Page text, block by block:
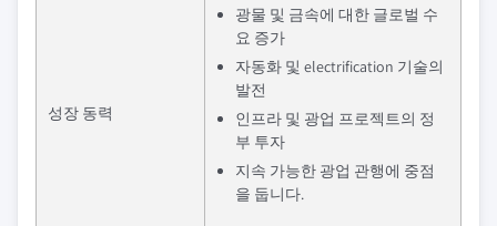
성장 동력
광물 및 금속에 대한 글로벌 수
요 증가
자동화 및 electrification 기술의
발전
인프라 및 광업 프로젝트의 정
부 투자
지속 가능한 광업 관행에 중점
을 둡니다.